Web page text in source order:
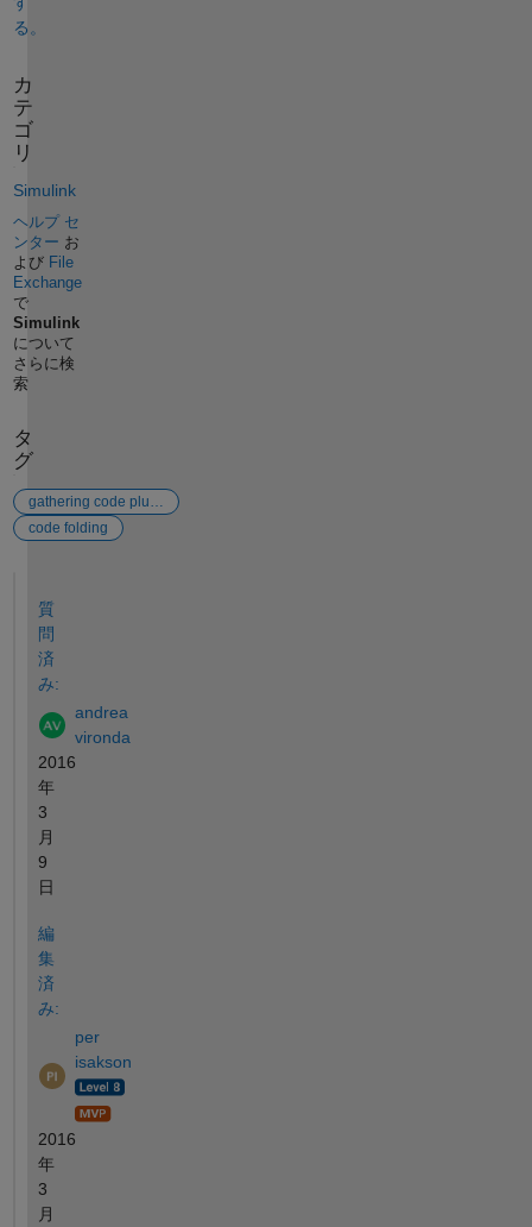
る。
カ
テ
ゴ
リ
Simulink
ヘルプ セ
ンター お
よび File
Exchange
で
Simulink
について
さらに検
索
タ
グ
code folding
質
問
済
み:
andrea
vironda
2016
年
3
月
9
日
編
集
済
み:
per
isakson
2016
年
3
月